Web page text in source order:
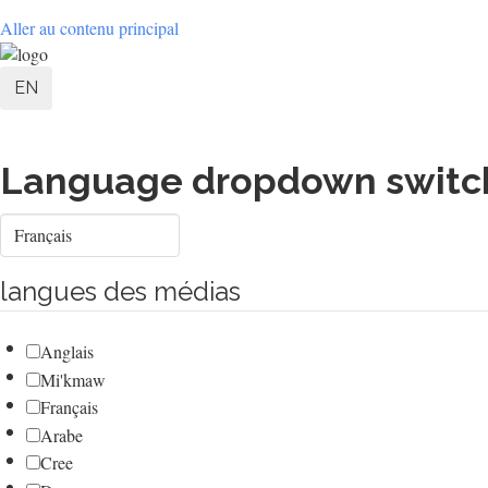
Aller au contenu principal
User
menu
EN
Language dropdown
Select
your
langues des médias
Anglais
Mi'kmaw
Français
Arabe
Cree